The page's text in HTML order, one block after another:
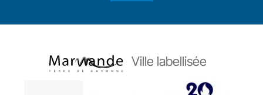
Ville labellisée